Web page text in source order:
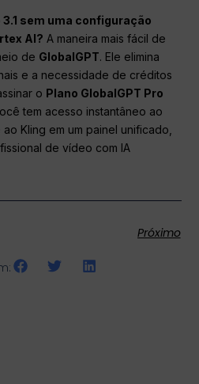
sem uma configuração
AI? A maneira mais fácil de
de GlobalGPT. Ele elimina
e a necessidade de créditos
o Plano GlobalGPT Pro
tem acesso instantâneo ao
Kling em um painel unificado,
de vídeo com IA
Próximo